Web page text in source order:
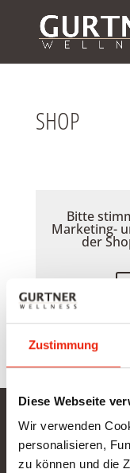
Zustimmung
Diese Webseite
Wir verwenden
personalisieren,
zu können und die
SHOP
Bitte
Marketing-
der
Gurtner
SHOWROOM